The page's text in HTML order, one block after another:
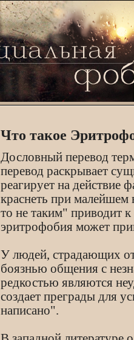
Что такое
Дословный перевод
перевод раскрывает
реагирует на действие
краснеть при малейшем
то не таким" приводит
эритрофобия может
У людей, страдающих от
боязнью общения с
редкостью являются
создает преграды для
написано".